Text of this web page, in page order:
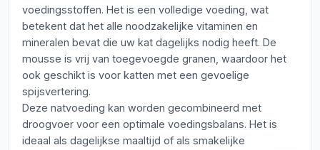
voedingsstoffen. Het is een volledige voeding, wat
betekent dat het alle noodzakelijke vitaminen en
mineralen bevat die uw kat dagelijks nodig heeft. De
mousse is vrij van toegevoegde granen, waardoor het
ook geschikt is voor katten met een gevoelige
spijsvertering.
Deze natvoeding kan worden gecombineerd met
droogvoer voor een optimale voedingsbalans. Het is
ideaal als dagelijkse maaltijd of als smakelijke